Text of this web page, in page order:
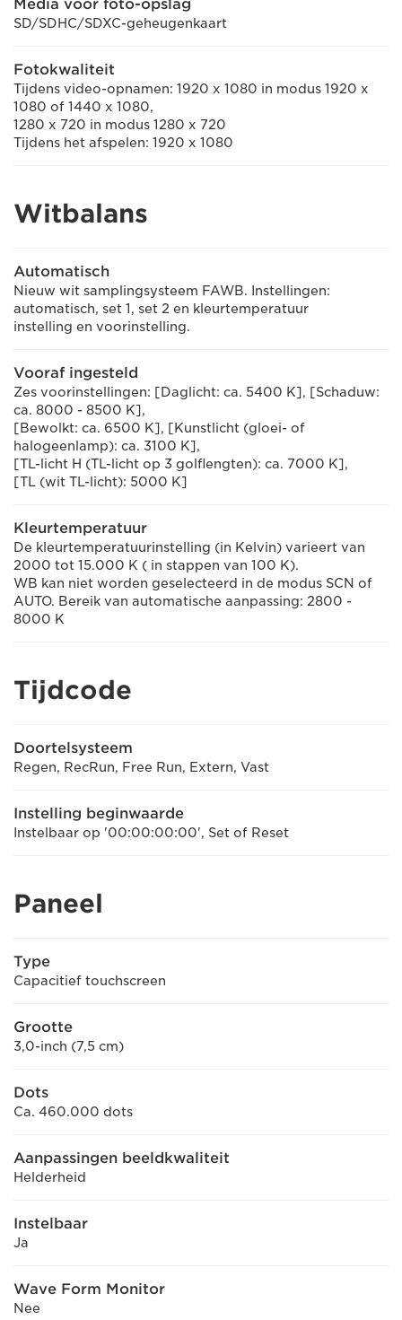
Media voor foto-opslag
SD/SDHC/SDXC-geheugenkaart
Fotokwaliteit
Tijdens video-opnamen: 1920 x 1080 in modus 1920 x
1080 of 1440 x 1080,
1280 x 720 in modus 1280 x 720
Tijdens het afspelen: 1920 x 1080
Witbalans
Automatisch
Nieuw wit samplingsysteem FAWB. Instellingen:
automatisch, set 1, set 2 en kleurtemperatuur
instelling en voorinstelling.
Vooraf ingesteld
Zes voorinstellingen: [Daglicht: ca. 5400 K], [Schaduw:
ca. 8000 - 8500 K],
[Bewolkt: ca. 6500 K], [Kunstlicht (gloei- of
halogeenlamp): ca. 3100 K],
[TL-licht H (TL-licht op 3 golflengten): ca. 7000 K],
[TL (wit TL-licht): 5000 K]
Kleurtemperatuur
De kleurtemperatuurinstelling (in Kelvin) varieert van
2000 tot 15.000 K ( in stappen van 100 K).
WB kan niet worden geselecteerd in de modus SCN of
AUTO. Bereik van automatische aanpassing: 2800 -
8000 K
Tijdcode
Doortelsysteem
Regen, RecRun, Free Run, Extern, Vast
Instelling beginwaarde
Instelbaar op '00:00:00:00', Set of Reset
Paneel
Type
Capacitief touchscreen
Grootte
3,0-inch (7,5 cm)
Dots
Ca. 460.000 dots
Aanpassingen beeldkwaliteit
Helderheid
Instelbaar
Ja
Wave Form Monitor
Nee